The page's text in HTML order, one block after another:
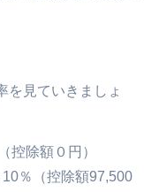
を見ていきましょ
控除額０円）
％（控除額97,500